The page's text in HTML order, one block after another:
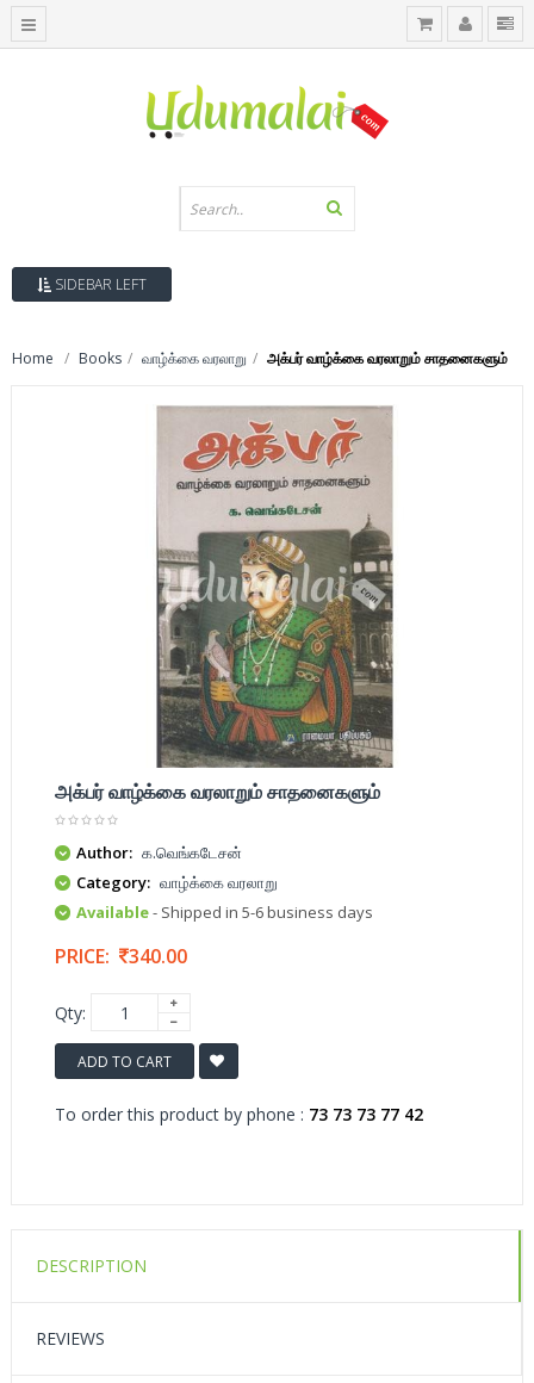
SIDEBAR LEFT
Home Books வாழ்க்கை வரலாறு அக்பர் வாழ்க்கை வரலாறும் சாதனைகளும்
அக்பர் வாழ்க்கை வரலாறும் சாதனைகளும்
Author: க.வெங்கடேசன்
Category: வாழ்க்கை வரலாறு
Available- Shipped in 5-6 business days
PRICE: 340.00
Qty:
ADD TO CART
To order this product by phone : 73 73 73 77 42
DESCRIPTION
REVIEWS